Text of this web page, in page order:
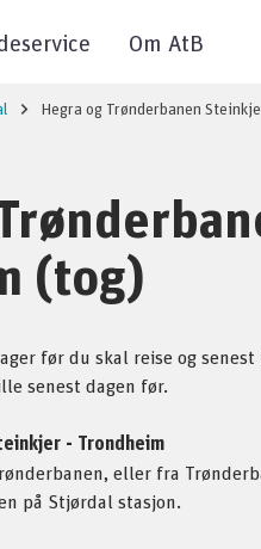
Om AtB
Hegra og Trønderbanen
(tog)
før du skal reise og
senest dagen før.
- Trondheim
eller fra
på Stjørdal stasjon.